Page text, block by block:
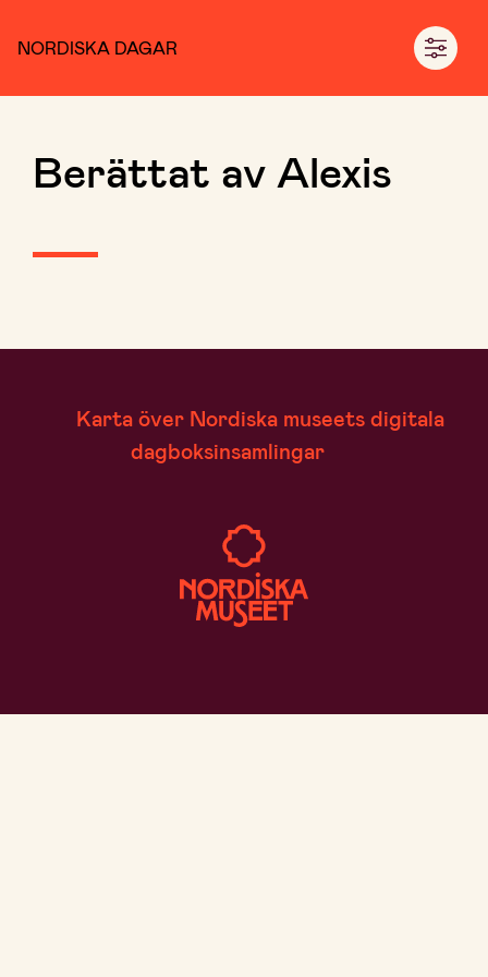
NORDISKA DAGAR
Berättat av Alexis
Karta över Nordiska museets digitala
dagboksinsamlingar